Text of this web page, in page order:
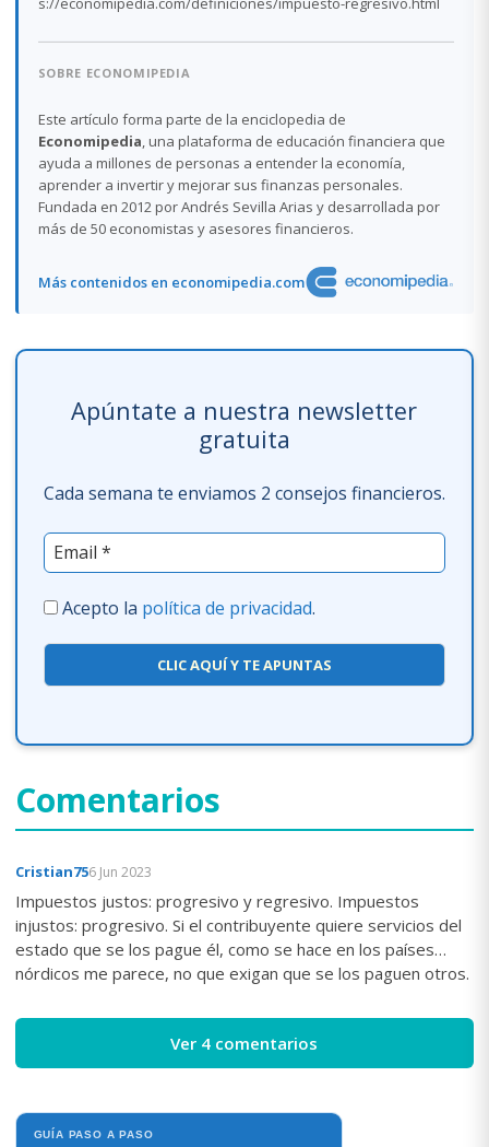
SOBRE ECONOMIPEDIA
Este artículo forma parte de la enciclopedia de
Economipedia, una plataforma de educación financiera que
ayuda a millones de personas a entender la economía,
aprender a invertir y mejorar sus finanzas personales.
Fundada en 2012 por Andrés Sevilla Arias y desarrollada por
más de 50 economistas y asesores financieros.
Más contenidos en economipedia.com
Apúntate a nuestra newsletter
gratuita
Cada semana te enviamos 2 consejos financieros.
Acepto la política de privacidad.
CLIC AQUÍ Y TE APUNTAS
Comentarios
Cristian756 Jun 2023
Impuestos justos: progresivo y regresivo. Impuestos
injustos: progresivo. Si el contribuyente quiere servicios del
estado que se los pague él, como se hace en los países
nórdicos me parece, no que exigan que se los paguen otros.
Ver 4 comentarios
GUÍA PASO A PASO